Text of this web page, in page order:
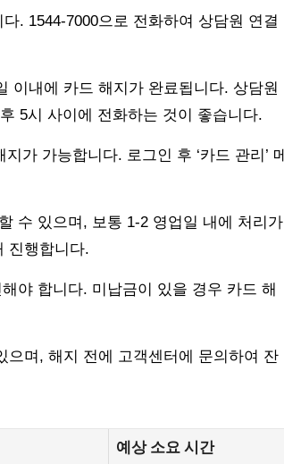
. 1544-7000으로 전화하여 상담원 연결
이내에 카드 해지가 완료됩니다. 상담원
5시 사이에 전화하는 것이 좋습니다.
가 가능합니다. 로그인 후 ‘카드 관리’ 메
수 있으며, 보통 1-2 영업일 내에 처리가
진행합니다.
야 합니다. 미납금이 있을 경우 카드 해
으며, 해지 전에 고객센터에 문의하여 잔
예상 소요 시간